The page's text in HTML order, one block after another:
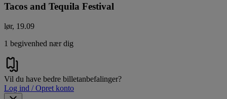
Tacos and Tequila Festival
lør, 19.09
1 begivenhed nær dig
Vil du have bedre billetanbefalinger?
Log ind / Opret konto